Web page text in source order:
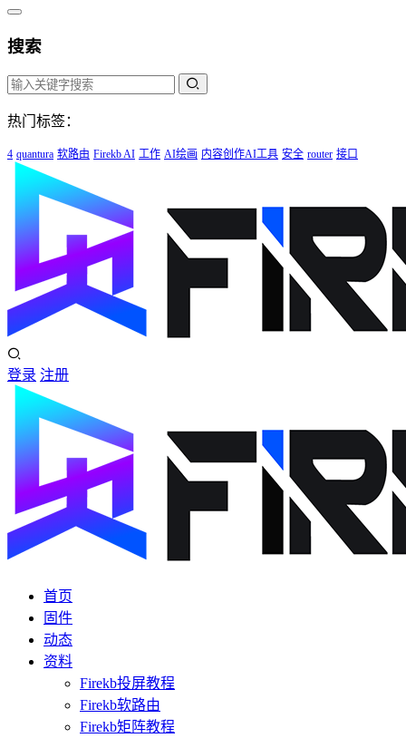
搜索
热门标签：
4 quantura 软路由 Firekb AI 工作 AI绘画 内容创作AI工具 安全 router 接口
登录 注册
首页
固件
动态
资料
Firekb投屏教程
Firekb软路由
Firekb矩阵教程